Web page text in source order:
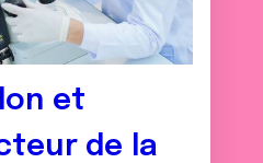
et
de la